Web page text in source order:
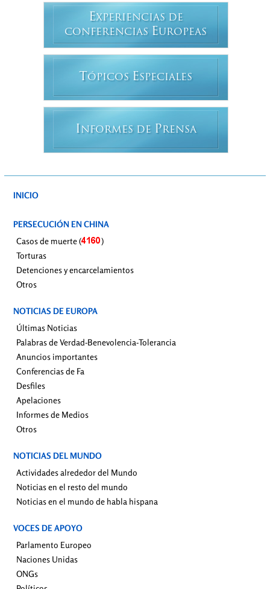
EXPERIENCIAS DE
CONFERENCIAS EUROPEAS
T ÓPICOS ESPECIALES
INFORMES DE PRENSA
INICIO
PERSECUCIÓN EN CHINA
Casos de muerte (
)
Torturas
Detenciones y encarcelamientos
Otros
NOTICIAS DE EUROPA
Últimas Noticias
Palabras de Verdad-Benevolencia-Tolerancia
Anuncios importantes
Conferencias de Fa
Desfiles
Apelaciones
Informes de Medios
Otros
NOTICIAS DEL MUNDO
Actividades alrededor del Mundo
Noticias en el resto del mundo
Noticias en el mundo de habla hispana
VOCES DE APOYO
Parlamento Europeo
Naciones Unidas
ONGs